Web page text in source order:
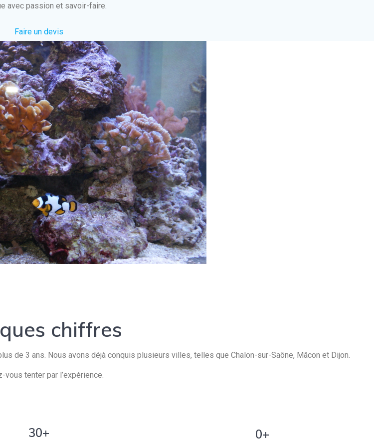
avec passion et savoir-faire.
Faire un devis
chiffres
de 3 ans. Nous avons déjà conquis plusieurs villes, telles que Chalon-sur-Saône, Mâcon et Dijon.
vous tenter par l’expérience.
30+ 0+